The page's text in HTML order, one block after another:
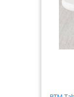
facile :
vous